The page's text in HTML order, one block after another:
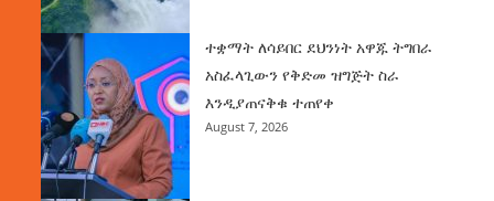
ተቋማት ለሳይበር ደህንነት አዋጁ ትግበራ
አስፈላጊውን የቅድመ ዝግጅት ስራ
እንዲያጠናቅቁ ተጠየቀ
August 7, 2026